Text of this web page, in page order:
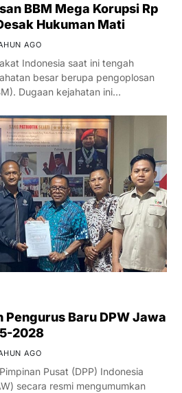
BBM Mega Korupsi Rp
Hukuman Mati
AGO
Indonesia saat ini tengah
besar berupa pengoplosan
Dugaan kejahatan ini…
Pengurus Baru DPW Jawa
2028
AGO
Pusat (DPP) Indonesia
secara resmi mengumumkan